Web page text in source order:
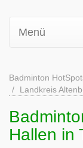
Menü
Badminton
Landkreis
Hallen in